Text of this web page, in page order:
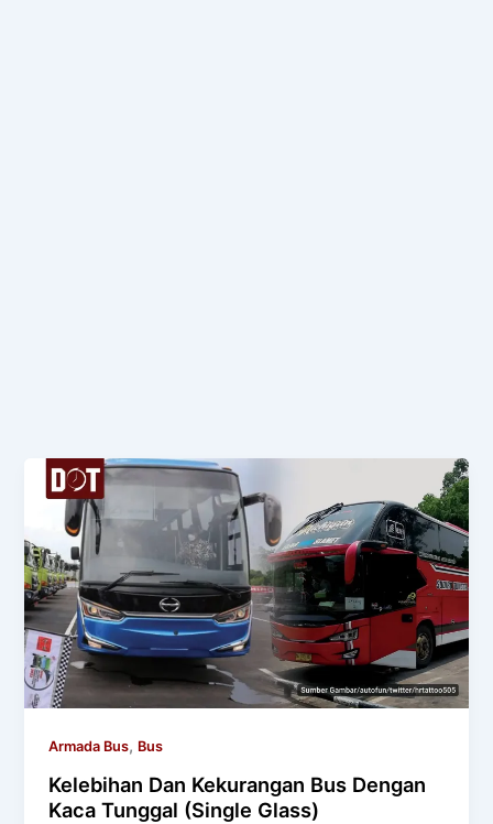
Armada Bus, Bus
Kelebihan Dan Kekurangan Bus Dengan
Kaca Tunggal (Single Glass)